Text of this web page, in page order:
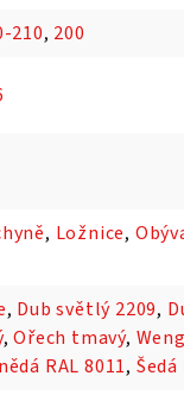
210, 200
, Ložnice,
, Dub světlý 2209,
,Ořech tmavý,
RAL 8011, Šedá